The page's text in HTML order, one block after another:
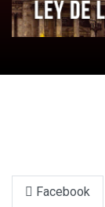
Facebook